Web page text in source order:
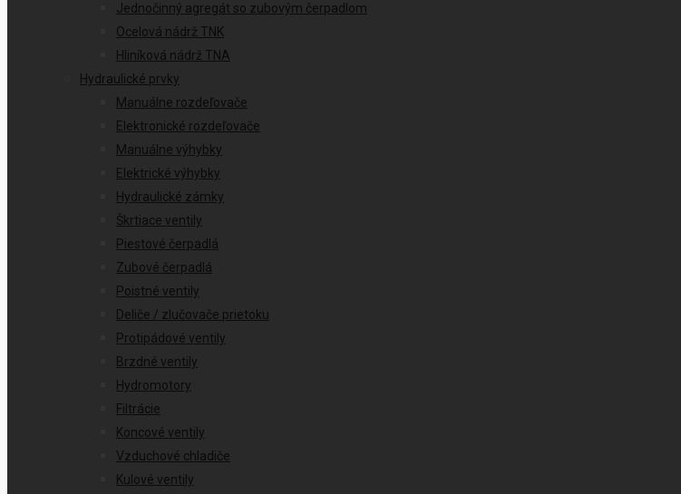
Jednočinný agregát so zubovým čerpadlom
Ocelová nádrž TNK
Hliníková nádrž TNA
Hydraulické prvky
Manuálne rozdeľovače
Elektronické rozdeľovače
Manuálne výhybky
Elektrické výhybky
Hydraulické zámky
Škrtiace ventily
Piestové čerpadlá
Zubové čerpadlá
Poistné ventily
Deliče / zlučovače prietoku
Protipádové ventily
Brzdné ventily
Hydromotory
Filtrácie
Koncové ventily
Vzduchové chladiče
Kulové ventily